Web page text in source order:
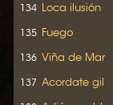
134 Loca ilusión
135 Fuego
136 Viña de Mar
137 Acordate gil